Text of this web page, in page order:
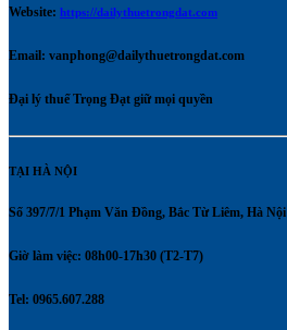
Website: https://dailythuetrongdat.com
Email: vanphong@dailythuetrongdat.com
Đại lý thuế Trọng Đạt giữ mọi quyền
TẠI HÀ NỘI
Số 397/7/1 Phạm Văn Đồng, Bắc Từ Liêm, Hà Nội
Giờ làm việc: 08h00-17h30 (T2-T7)
Tel: 0965.607.288